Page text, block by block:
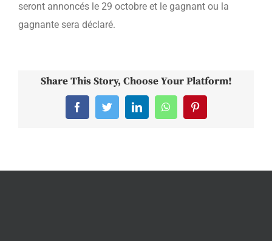
seront annoncés le 29 octobre et le gagnant ou la
gagnante sera déclaré.
Share This Story, Choose Your Platform!
FacebookTwitterLinkedInWhatsAppPinterest